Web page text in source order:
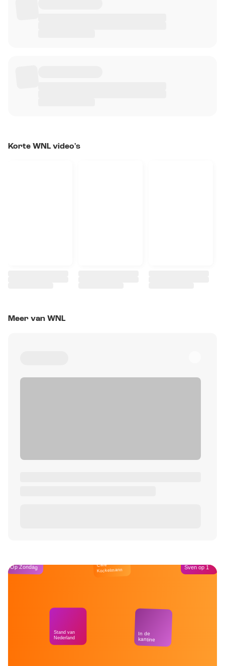
Korte WNL video's
Meer van WNL
Op Zondag
Stand van
Nederland
Café
Kockelmann
In de
kantine
Sven op 1